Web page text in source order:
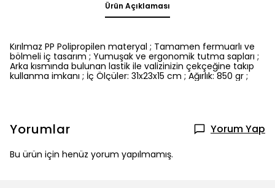
Ürün Açıklaması
Kırılmaz PP Polipropilen materyal ; Tamamen fermuarlı ve
bölmeli iç tasarım ; Yumuşak ve ergonomik tutma sapları ;
Arka kısmında bulunan lastik ile valizinizin çekçeğine takıp
kullanma imkanı ; İç Ölçüler: 31x23x15 cm ; Ağırlık: 850 gr ;
Yorumlar Yorum Yap
Bu ürün için henüz yorum yapılmamış.